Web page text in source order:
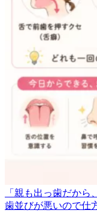
「親も出っ歯だか
歯並びが悪いので仕